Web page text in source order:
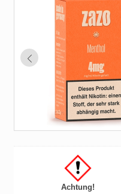
Achtung!